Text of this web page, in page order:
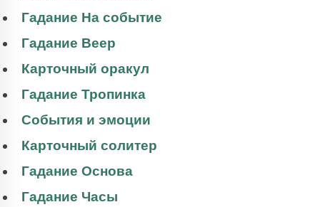
Гадание На событие
Гадание Веер
Карточный оракул
Гадание Тропинка
События и эмоции
Карточный солитер
Гадание Основа
Гадание Часы